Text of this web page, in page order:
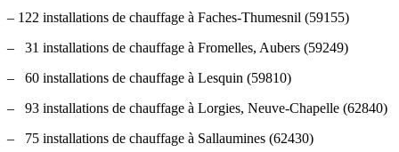
– 122 installations de chauffage à Faches-Thumesnil (59155)
– 31 installations de chauffage à Fromelles, Aubers (59249)
– 60 installations de chauffage à Lesquin (59810)
– 93 installations de chauffage à Lorgies, Neuve-Chapelle (62840)
– 75 installations de chauffage à Sallaumines (62430)